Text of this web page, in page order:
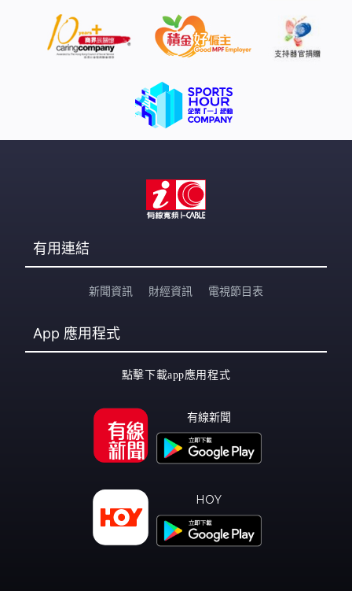
有用連結
新聞資訊 財經資訊 電視節目表
App 應用程式
點擊下載app應用程式
有線新聞
HOY